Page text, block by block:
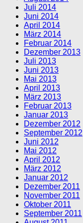
Juli 2014
Juni 2014
April 2014
März 2014
Februar 2014
Dezember 2013
Juli 2013
Juni 2013
Mai 2013
April 2013
März 2013
Februar 2013
Januar 2013
Dezember 2012
September 2012
Juni 2012
Mai 2012
April 2012
März 2012
Januar 2012
Dezember 2011
November 2011
Oktober 2011
September 2011